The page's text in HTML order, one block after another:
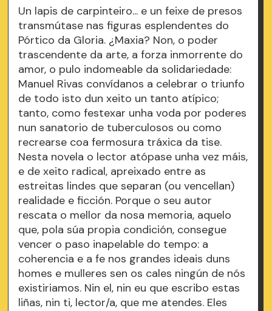
Un lapis de carpinteiro... e un feixe de presos
transmútase nas figuras esplendentes do
Pórtico da Gloria. ¿Maxia? Non, o poder
trascendente da arte, a forza inmorrente do
amor, o pulo indomeable da solidariedade:
Manuel Rivas convídanos a celebrar o triunfo
de todo isto dun xeito un tanto atípico;
tanto, como festexar unha voda por poderes
nun sanatorio de tuberculosos ou como
recrearse coa fermosura tráxica da tise.
Nesta novela o lector atópase unha vez máis,
e de xeito radical, apreixado entre as
estreitas lindes que separan (ou vencellan)
realidade e ficción. Porque o seu autor
rescata o mellor da nosa memoria, aquelo
que, pola súa propia condición, consegue
vencer o paso inapelable do tempo: a
coherencia e a fe nos grandes ideais duns
homes e mulleres sen os cales ningún de nós
existiriamos. Nin el, nin eu que escribo estas
liñas, nin ti, lector/a, que me atendes. Eles